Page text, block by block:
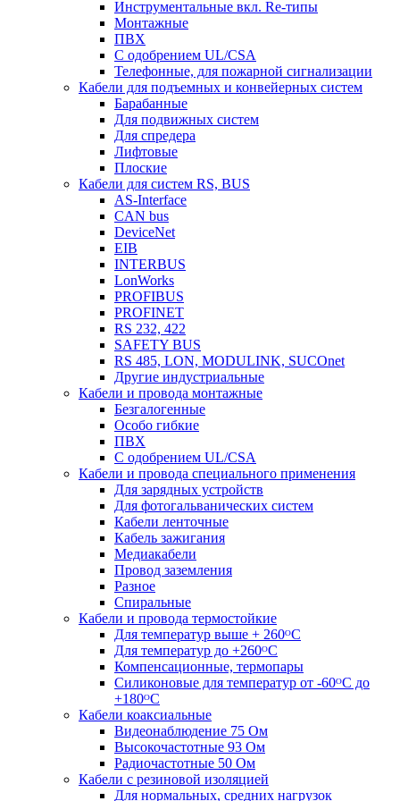
Инструментальные вкл. Re-типы
Монтажные
ПВХ
С одобрением UL/CSA
Телефонные, для пожарной сигнализации
Кабели для подъемных и конвейерных систем
Барабанные
Для подвижных систем
Для спредера
Лифтовые
Плоские
Кабели для систем RS, BUS
AS-Interface
CAN bus
DeviceNet
EIB
INTERBUS
LonWorks
PROFIBUS
PROFINET
RS 232, 422
SAFETY BUS
RS 485, LON, MODULINK, SUCOnet
Другие индустриальные
Кабели и провода монтажные
Безгалогенные
Особо гибкие
ПВХ
С одобрением UL/CSA
Кабели и провода специального применения
Для зарядных устройств
Для фотогальванических систем
Кабели ленточные
Кабель зажигания
Медиакабели
Провод заземления
Разное
Спиральные
Кабели и провода термостойкие
Для температур выше + 260ᴼС
Для температур до +260ᴼС
Компенсационные, термопары
Силиконовые для температур от -60ᴼC до
+180ᴼС
Кабели коаксиальные
Видеонаблюдение 75 Ом
Высокочастотные 93 Ом
Радиочастотные 50 Ом
Кабели с резиновой изоляцией
Для нормальных, средних нагрузок